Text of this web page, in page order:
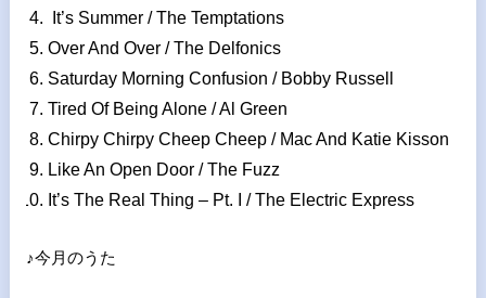
It’s Summer / The Temptations
Over And Over / The Delfonics
Saturday Morning Confusion / Bobby Russell
Tired Of Being Alone / Al Green
Chirpy Chirpy Cheep Cheep / Mac And Katie Kisson
Like An Open Door / The Fuzz
It’s The Real Thing – Pt. I / The Electric Express
♪今月のうた